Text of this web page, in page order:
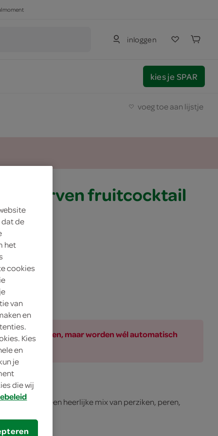
inloggen
kies je SPAR
voeg toe aan lijstje
fruitcocktail
de producten, maar worden wél automatisch
uit een heerlijke mix van perziken, peren,
de
het
cookies
van
en
Kies
en
je
die wij